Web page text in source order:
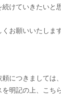
けていきたいと
お願いいたします
につきましては
明記の上、こち